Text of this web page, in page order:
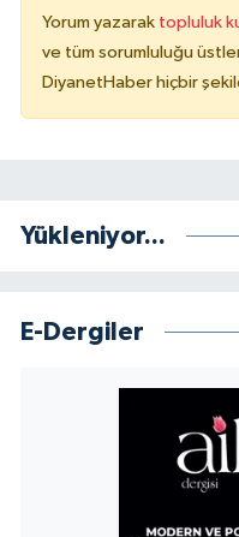
Yorum yazarak topluluk
ve tüm sorumluluğu
DiyanetHaber hiçbir
Yükleniyor...
E-Dergiler
Rize Müftülüğü
Sakarya
Sivas Müftülüğü
Şırnak Müftülüğü